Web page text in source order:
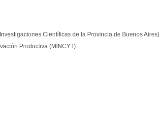
Científicas de la Provincia de Buenos Aires)
Productiva (MINCYT)